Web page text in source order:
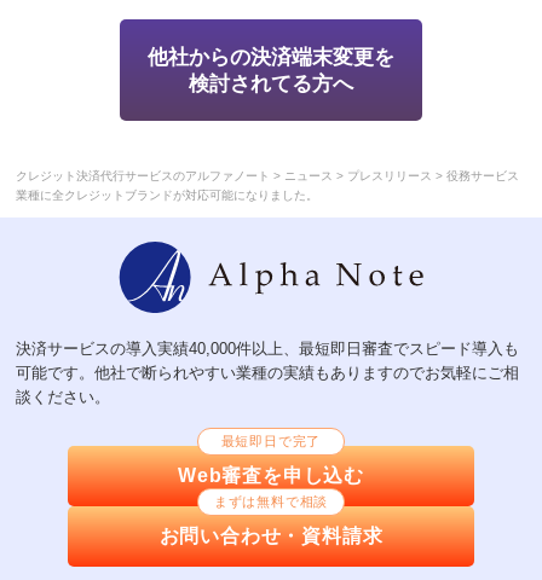
他社からの決済端末変更を
検討されてる方へ
クレジット決済代行サービスのアルファノート > ニュース > プレスリリース >役務サービス
業種に全クレジットブランドが対応可能になりました。
決済サービスの導入実績40,000件以上、最短即日審査でスピード導入も
可能です。他社で断られやすい業種の実績もありますのでお気軽にご相
談ください。
最短即日で完了
Web審査を申し込む
まずは無料で相談
お問い合わせ・資料請求